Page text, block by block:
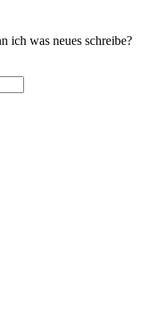
ich was neues schreibe?